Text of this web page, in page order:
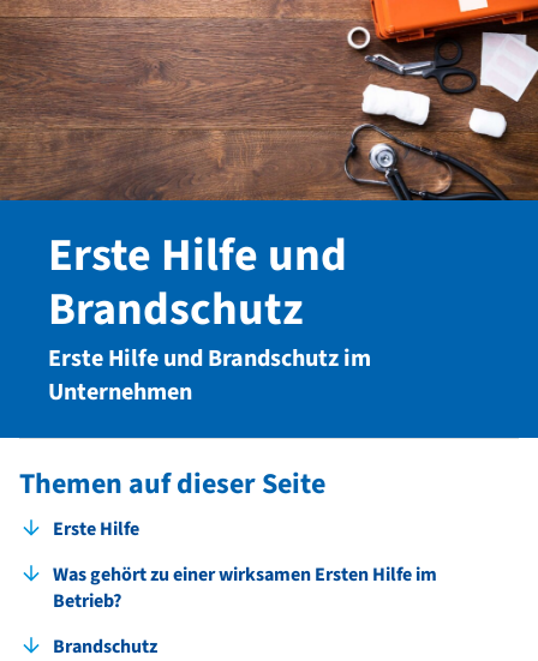
Erste Hilfe und
Brandschutz
Erste Hilfe und Brandschutz im
Unternehmen
Themen auf dieser Seite
Erste Hilfe
Was gehört zu einer wirksamen Ersten Hilfe im
Betrieb?
Brandschutz